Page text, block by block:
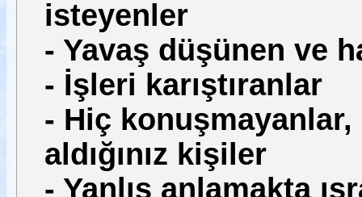
isteyenler
- Yavaş düşünen ve
- İşleri karıştıranlar
- Hiç
aldığınız kişiler
- Yanlış anlamakta